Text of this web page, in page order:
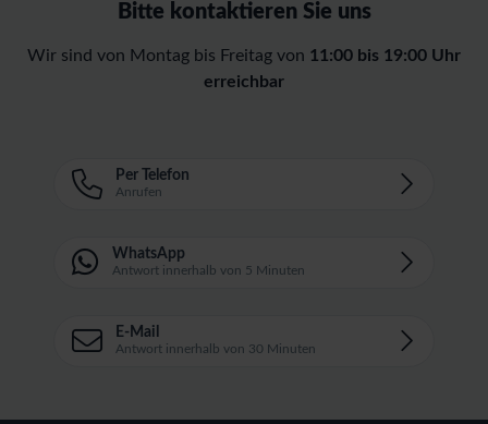
Bitte kontaktieren Sie uns
Wir sind von Montag bis Freitag von 11:00 bis 19:00 Uhr
erreichbar
Per Telefon
Anrufen
WhatsApp
Antwort innerhalb von 5 Minuten
E-Mail
Antwort innerhalb von 30 Minuten